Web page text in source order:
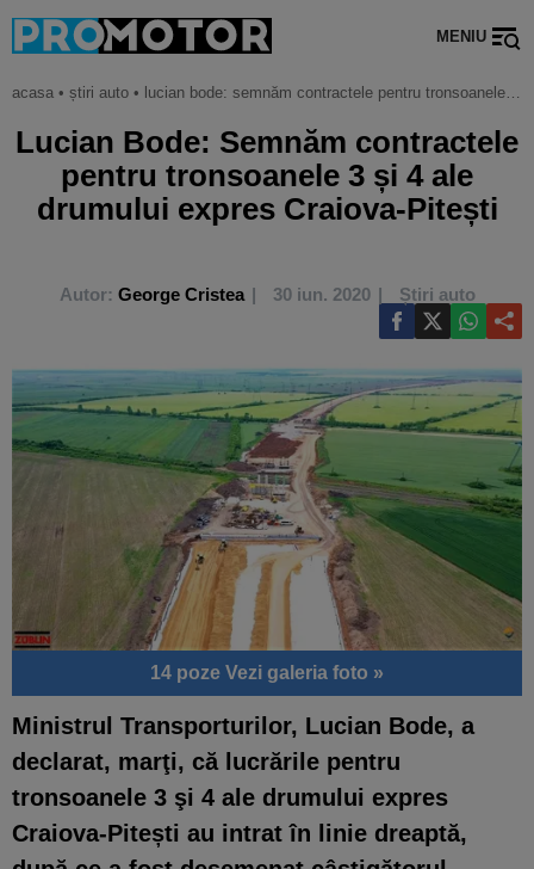
MENIU
acasa • știri auto • lucian bode: semnăm contractele pentru tronsoanele 3 și 4 ale drumului expres craiova-pitești
Lucian Bode: Semnăm contractele
pentru tronsoanele 3 și 4 ale
drumului expres Craiova-Pitești
Autor: George Cristea 30 iun. 2020 Știri auto
14 poze Vezi galeria foto »
Ministrul Transporturilor, Lucian Bode, a
declarat, marţi, că lucrările pentru
tronsoanele 3 şi 4 ale drumului expres
Craiova-Pitești au intrat în linie dreaptă,